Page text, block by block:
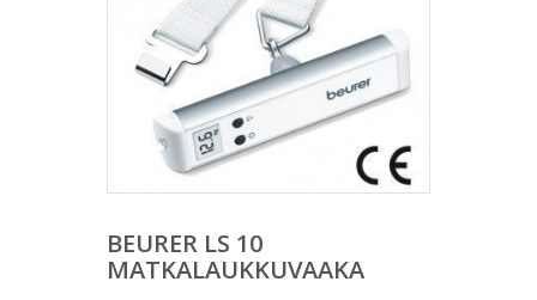
BEURER LS 10
MATKALAUKKUVAAKA